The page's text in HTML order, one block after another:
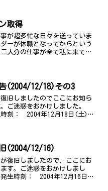
定...
取得
が超多忙な日々を送っていま
ーが休職となってからという
人分の仕事が全て私に来てし
ァンサイトを立ち上...
(2004/12/18)その3
旧しましたのでここにお知ら
ご迷惑をおかけしました。
刻： 2004年12月18日(土)
(2004/12/16)
復旧しましたので、ここにお
す。ご迷惑をおかけしまし
生時刻： 2004年12月16日